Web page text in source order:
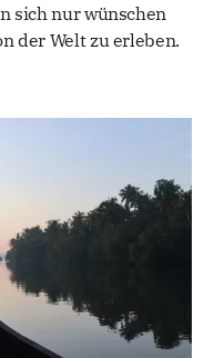
sich nur wünschen
der Welt zu erleben.